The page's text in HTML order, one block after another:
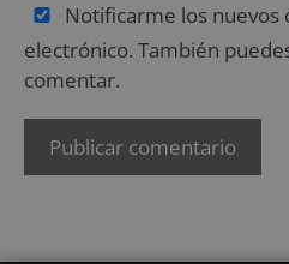
Notificarme los
electrónico. También
comentar.